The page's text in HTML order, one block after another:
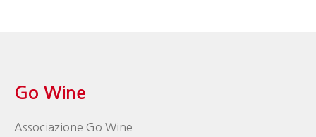
Go Wine
Associazione Go Wine